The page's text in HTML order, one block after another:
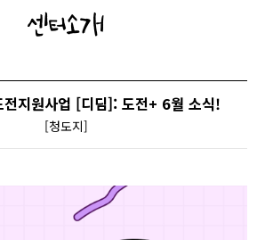
센터소개
지원사업 [디딤]: 도전+ 6월 소식!
[청도지]